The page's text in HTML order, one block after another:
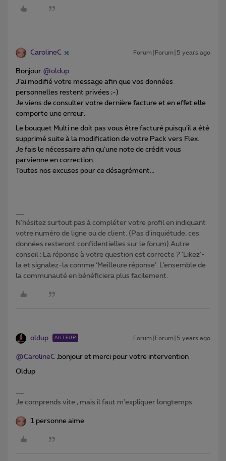
CarolineC Forum|Forum|5 years ago
Bonjour @oldup
J’ai modifié votre message afin que vos données
personnelles restent privées ;-)
Je viens de consulter votre dernière facture et en effet elle
comporte une erreur.
Le bouquet Multi ne doit pas vous être facturé puisqu’il a été
supprimé suite à la modification de votre Pack vers Flex.
Je fais le nécessaire afin qu’une note de crédit vous
parvienne en correction.
Toutes nos excuses pour ce désagrément...
N'hésitez surtout pas à compléter votre profil en indiquant
votre numéro de ligne ou de client. (Pas d'inquiétude, ces
données resteront confidentielles sur le forum) Autre
conseil : La réponse à votre question est correcte ? ‘Likez’-
la et signalez-la comme ‘Meilleure réponse’. L’ensemble de
la communauté en bénéficiera plus facilement.
oldup AUTEUR Forum|Forum|5 years ago
@CarolineC ,bonjour et merci pour votre intervention
Oldup
Je comprends vite , mais il faut m'expliquer longtemps
1 personne aime